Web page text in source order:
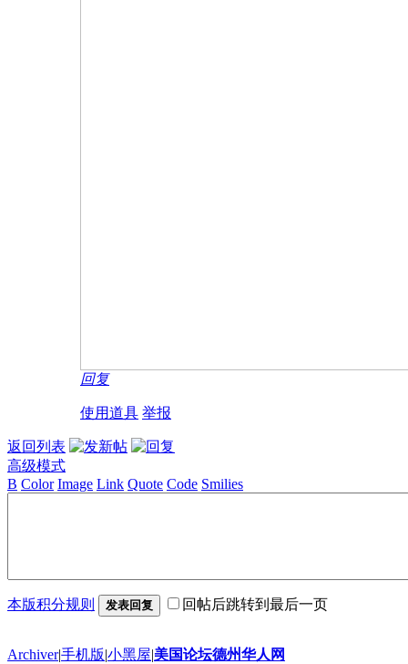
回复
使用道具 举报
返回列表
高级模式
B Color Image Link Quote Code Smilies
本版积分规则 发表回复 回帖后跳转到最后一页
Archiver|手机版|小黑屋|美国论坛德州华人网